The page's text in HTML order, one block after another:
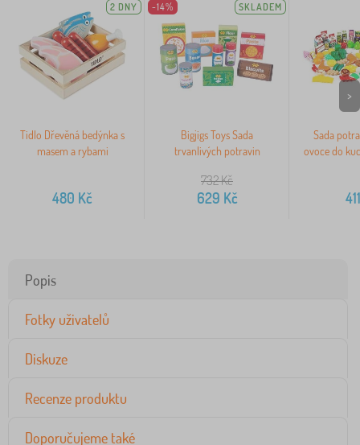
2 DNY
Tidlo Dřevěná bedýnka s
masem a rybami
480 Kč
-14% SKLADEM
Bigjigs Toys Sada
trvanlivých potravin
732Kč
629 Kč
Sada
ovoce do
411
>
Popis
Fotky uživatelů
Diskuze
Recenze produktu
Doporučujeme také